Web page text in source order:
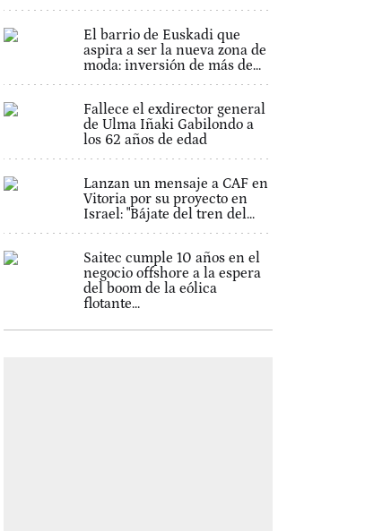
El barrio de Euskadi que
aspira a ser la nueva zona de
moda: inversión de más de...
Fallece el exdirector general
de Ulma Iñaki Gabilondo a
los 62 años de edad
Lanzan un mensaje a CAF en
Vitoria por su proyecto en
Israel: "Bájate del tren del...
Saitec cumple 10 años en el
negocio offshore a la espera
del boom de la eólica
flotante...